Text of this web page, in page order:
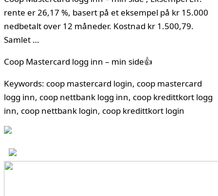
rente er 26,17 %, basert på et eksempel på kr 15.000
nedbetalt over 12 måneder. Kostnad kr 1.500,79.
Samlet …
Coop Mastercard logg inn – min side👍
Keywords: coop mastercard login, coop mastercard
logg inn, coop nettbank logg inn, coop kredittkort logg
inn, coop nettbank login, coop kredittkort login